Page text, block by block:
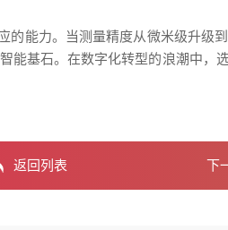
能力。当测量精度从微米级升
基石。在数字化转型的浪潮中，
返回列表 下